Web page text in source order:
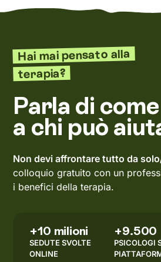
Hai mai pensato alla
terapia?
Parla di
a chi può
Non devi affrontare tutto da
colloquio gratuito con un
i benefici della terapia.
+10 milioni
SEDUTE SVOLTE
ONLINE
+9.500
PSICOLOGI